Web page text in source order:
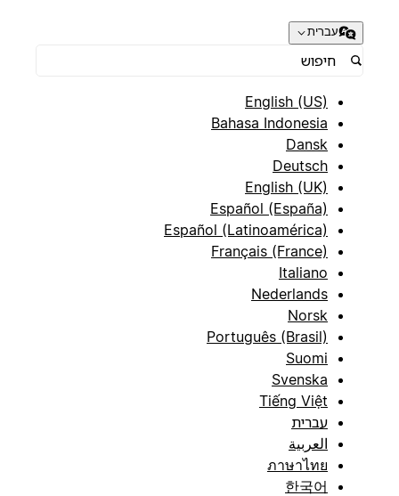
עברית
English (US)
Bahasa Indonesia
Dansk
Deutsch
English (UK)
Español (España)
Español (Latinoamérica)
Français (France)
Italiano
Nederlands
Norsk
Português (Brasil)
Suomi
Svenska
Tiếng Việt
עברית
العربية
ภาษาไทย
한국어